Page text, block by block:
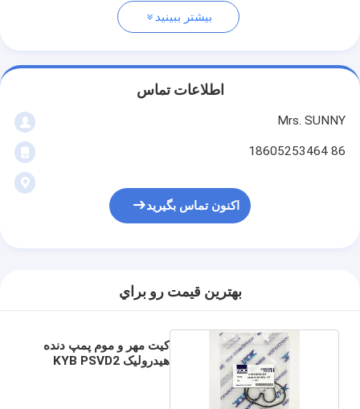
بیشتر ببینید
اطلاعات تماس
Mrs. SUNNY
86 18605253464
اکنون تماس بگیرید
بهترين قيمت رو براي
کیت مهر و موم پمپ دنده
هیدرولیک KYB PSVD2